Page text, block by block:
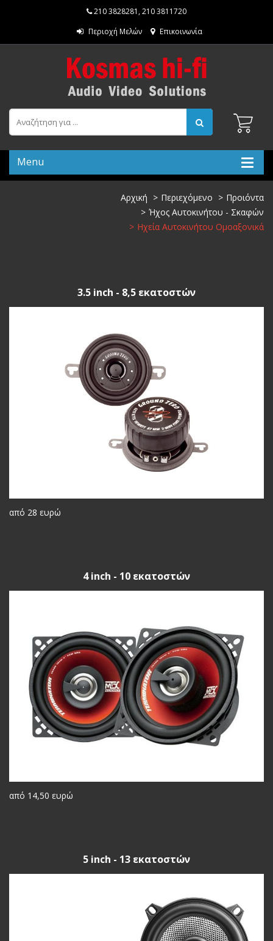
210 3828281 ,210 3811720
Περιοχή Μελών
Επικοινωνία
Menu
Αρχική Περιεχόμενο
Προιόντα
Ήχος Αυτοκινήτου - Σκαφών
Ηχεία Αυτοκινήτου Ομοαξονικά
3.5 inch - 8,5 εκατοστών
από 28 ευρώ
4 inch - 10 εκατοστών
από 14,50 ευρώ
5 inch - 13 εκατοστών